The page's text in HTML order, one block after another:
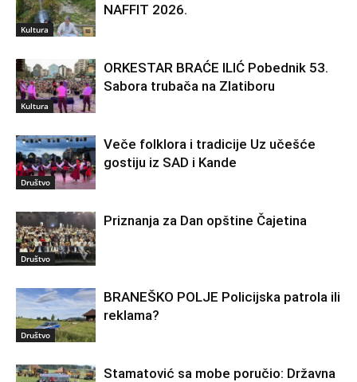
Kultura
NAFFIT 2026.
Kultura
ORKESTAR BRAĆE ILIĆ Pobednik 53.
Sabora trubača na Zlatiboru
Društvo
Veče folklora i tradicije Uz učešće
gostiju iz SAD i Kande
Društvo
Priznanja za Dan opštine Čajetina
Društvo
BRANEŠKO POLJE Policijska patrola ili
reklama?
Stamatović sa mobe poručio: Državna